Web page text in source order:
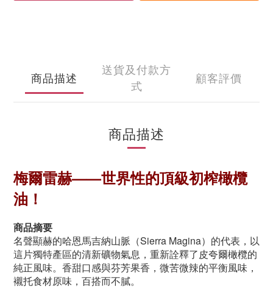
商品描述
送貨及付款方
式
顧客評價
商品描述
梅爾雷赫——世界性的頂級初榨橄欖
油！
商品摘要
名聲顯赫的哈恩馬吉納山脈（Sierra Magina）的代表，以
這片獨特產區的清新礦物氣息，重新詮釋了皮夸爾橄欖的
純正風味。香甜口感與芬芳果香，微苦微辣的平衡風味，
襯托食材原味，百搭而不膩。